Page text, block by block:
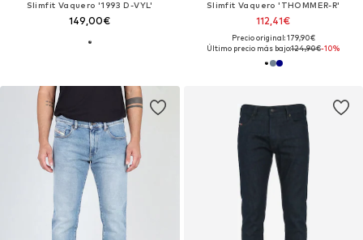
Slimfit Vaquero '1993 D-VYL'
149,00€
Slimfit Vaquero 'THOMMER-R'
112,41€
Precio original: 179,90€
Último precio más bajo:124,90€-10%